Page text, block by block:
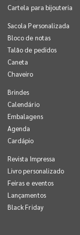
Cartela para bijouteria
Sacola Personalizada
Bloco de notas
Talão de pedidos
Caneta
Chaveiro
Brindes
Calendário
Embalagens
Agenda
Cardápio
Revista Impressa
Livro personalizado
Feiras e eventos
Lançamentos
Black Friday